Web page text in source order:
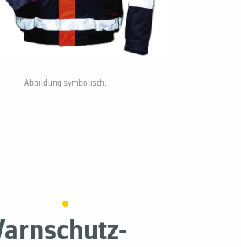
Abbildung symbolisch.